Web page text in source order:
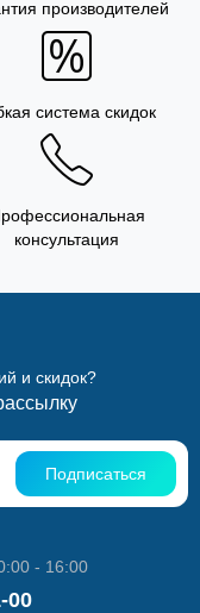
производителей
система скидок
консультация
и скидок?
Подписаться
- 16:00
00